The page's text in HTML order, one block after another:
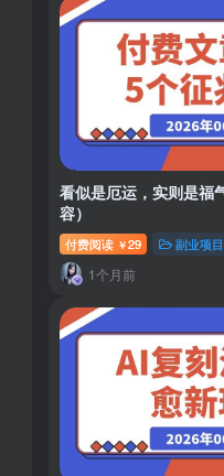
看似是厄运，实则是福
容）
付费阅读 ￥29 副业项目
1个月前